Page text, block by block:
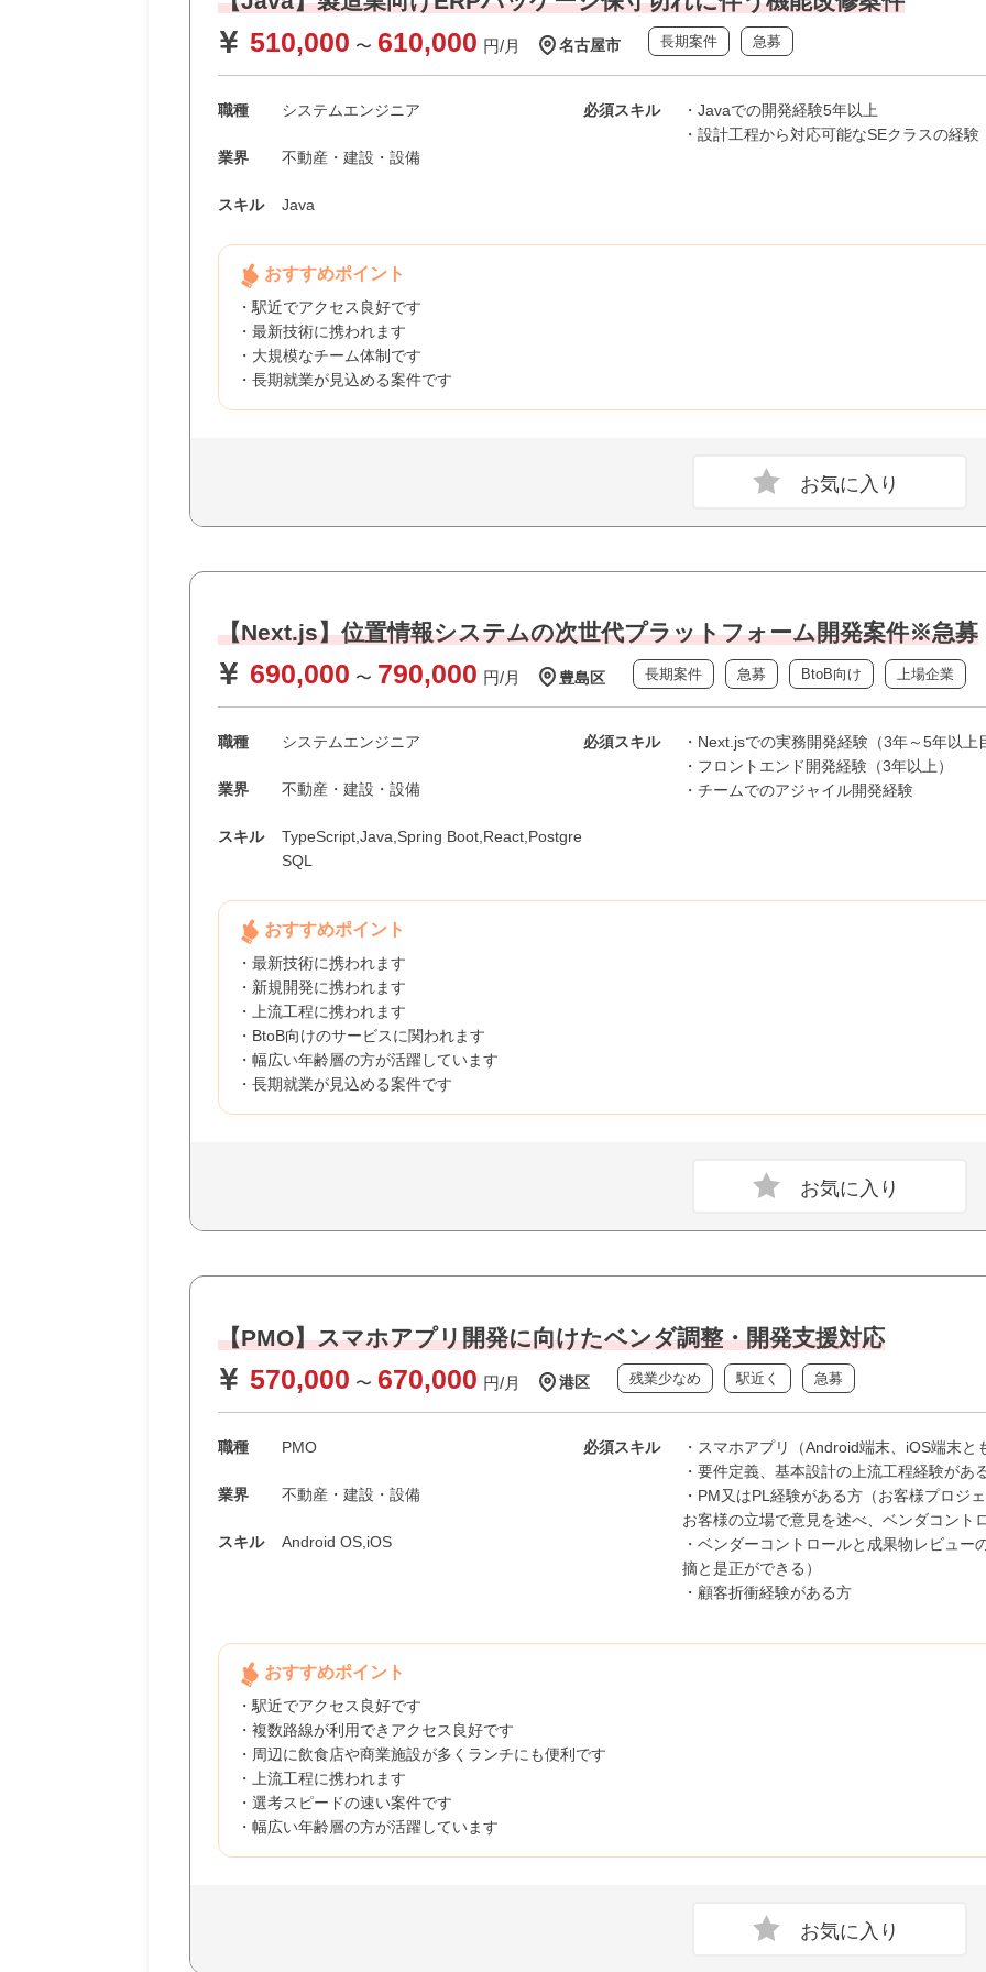
510,000 〜 610,000 円/月 名古屋市 長期案件 急募
職種 システムエンジニア
業界 不動産・建設・設備
スキル Java
必須スキル
・Javaでの開発経験5年以上
・設計工程から対応可能なSEクラスの経験
おすすめポイント
・駅近でアクセス良好です
・最新技術に携われます
・大規模なチーム体制です
・長期就業が見込める案件です
【Next.js】位置情報システムの次世代プラットフォーム開発案件※急募
690,000 〜 790,000 円/月 豊島区 長期案件 急募 BtoB向け 上場企業
職種 システムエンジニア
業界 不動産・建設・設備
スキル
TypeScript,Java,Spring Boot,React,Postgre
SQL
必須スキル
・Next.jsでの実務開発経験（3年～5年以上
・フロントエンド開発経験（3年以上）
・チームでのアジャイル開発経験
おすすめポイント
・最新技術に携われます
・新規開発に携われます
・上流工程に携われます
・BtoB向けのサービスに関われます
・幅広い年齢層の方が活躍しています
・長期就業が見込める案件です
【PMO】スマホアプリ開発に向けたベンダ調整・開発支援対応
570,000 〜 670,000 円/月 港区 残業少なめ 駅近く 急募
職種 PMO
業界 不動産・建設・設備
スキル Android OS,iOS
必須スキル
・スマホアプリ（Android端末、iOS端末と
・要件定義、基本設計の上流工程経験があ
・PM又はPL経験がある方（お客様プロジ
お客様の立場で意見を述べ、ベンダコント
・ベンダーコントロールと成果物レビュ
摘と是正ができる）
・顧客折衝経験がある方
おすすめポイント
・駅近でアクセス良好です
・複数路線が利用できアクセス良好です
・周辺に飲食店や商業施設が多くランチにも便利です
・上流工程に携われます
・選考スピードの速い案件です
・幅広い年齢層の方が活躍しています